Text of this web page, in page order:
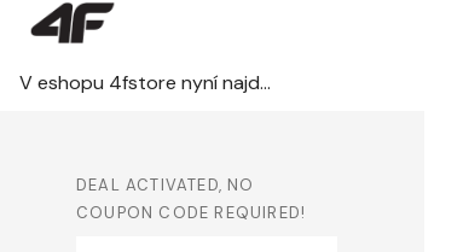
V eshopu 4fstore nyní najdete slevy až do – 42% na vybrané dámské oblečení a boty v akci.
DEAL ACTIVATED, NO
COUPON CODE REQUIRED!